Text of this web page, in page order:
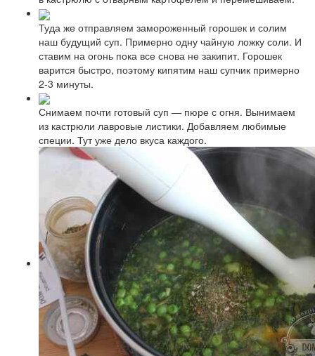
Туда же отправляем замороженный горошек и солим
наш будущий суп. Примерно одну чайную ложку соли. И
ставим на огонь пока все снова не закипит. Горошек
варится быстро, поэтому кипятим наш супчик примерно
2-3 минуты.
Снимаем почти готовый суп — пюре с огня. Вынимаем
из кастрюли лавровые листики. Добавляем любимые
специи. Тут уже дело вкуса каждого.